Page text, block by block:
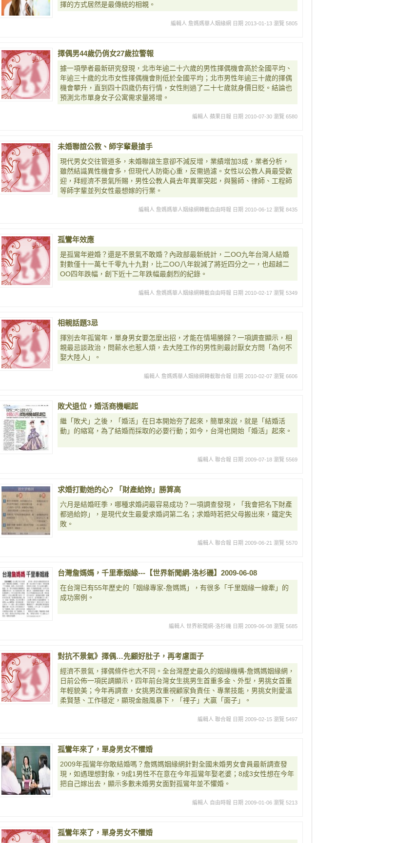
擇的方式居然是最傳統的相親。
編輯人 詹媽媽華人姻緣網 日期 2013-01-13 瀏覽 5805
擇偶男44歲仍俏女27歲拉警報
據一項學者最新研究發現，北市年逾二十六歲的男性擇偶機會高於全國平均、
年逾三十歲的北市女性擇偶機會則低於全國平均；北市男性年逾三十歲的擇偶
機會攀升，直到四十四歲仍有行情，女性則過了二十七歲就身價日貶。結論也
預測北市單身女子公寓需求量將增。
編輯人 蘋果日報 日期 2010-07-30 瀏覽 6580
未婚聯誼公教、師字輩最搶手
現代男女交往管道多，未婚聯誼生意卻不減反增，業績增加3成，業者分析，
雖然結識異性機會多，但現代人防衛心重，反需過濾。女性以公教人員最受歡
迎，拜經濟不景氣所賜，男性公教人員去年異軍突起，與醫師、律師、工程師
等師字輩並列女性最想嫁的行業。
編輯人 詹媽媽華人姻緣網轉載自由時報 日期 2010-06-12 瀏覽 8435
孤鸞年效應
是孤鸞年避婚？還是不景氣不敢婚？內政部最新統計，二OO九年台灣人結婚
對數僅十一萬七千零九十九對，比二OO八年銳減了將近四分之一，也超越二
OO四年跌幅，創下近十二年跌幅最劇烈的紀錄。
編輯人 詹媽媽華人姻緣網轉載自由時報 日期 2010-02-17 瀏覽 5349
相親話題3忌
揮別去年孤鸞年，單身男女要怎麼出招，才能在情場勝歸？一項調查顯示，相
親最忌談政治，問薪水也惹人煩，去大陸工作的男性則最討厭女方問「為何不
娶大陸人」。
編輯人 詹媽媽華人姻緣網轉載聯合報 日期 2010-02-07 瀏覽 6606
敗犬退位，婚活商機崛起
繼「敗犬」之後，「婚活」在日本開始夯了起來，簡單來說，就是「結婚活
動」的縮寫，為了結婚而採取的必要行動；如今，台灣也開始「婚活」起來。
編輯人 聯合報 日期 2009-07-18 瀏覽 5569
求婚打動她的心? 「財產給妳」勝算高
六月是結婚旺季，哪種求婚詞最容易成功？一項調查發現，「我會把名下財產
都過給妳」，是現代女生最愛求婚詞第二名；求婚時若把父母搬出來，鐵定失
敗。
編輯人 聯合報 日期 2009-06-21 瀏覽 5570
台灣詹媽媽，千里牽姻緣---【世界新聞網-洛杉磯】2009-06-08
在台灣已有55年歷史的「姻緣專家-詹媽媽」，有很多「千里姻緣一線牽」的
成功案例。
編輯人 世界新聞網-洛杉磯 日期 2009-06-08 瀏覽 5685
對抗不景氣》擇偶…先顧好肚子，再考慮面子
經濟不景氣，擇偶條件也大不同。全台灣歷史最久的姻緣機構-詹媽媽姻緣網，
日前公佈一項民調顯示，四年前台灣女生挑男生首重多金、外型，男挑女首重
年輕貌美；今年再調查，女挑男改重視顧家負責任、專業技能，男挑女則愛溫
柔賢慧、工作穩定，顯現金融風暴下，「裡子」大贏「面子」。
編輯人 聯合報 日期 2009-02-15 瀏覽 5497
孤鸞年來了，單身男女不懼婚
2009年孤鸞年你敢結婚嗎？詹媽媽姻緣網針對全國未婚男女會員最新調查發
現，如遇理想對象，9成1男性不在意在今年孤鸞年娶老婆；8成3女性想在今年
把自己嫁出去，顯示多數未婚男女面對孤鸞年並不懼婚。
編輯人 自由時報 日期 2009-01-06 瀏覽 5213
孤鸞年來了，單身男女不懼婚